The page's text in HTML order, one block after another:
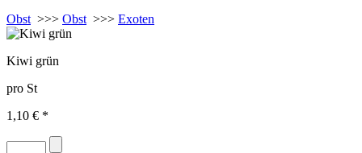
Obst >>> Obst >>> Exoten
Kiwi grün
pro St
1,10 € *